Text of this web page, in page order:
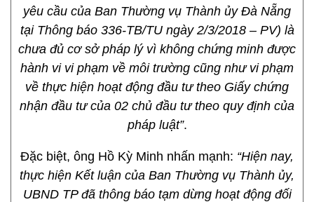
yêu cầu của Ban Thường vụ Thành ủy Đà Nẵng
tại Thông báo 336-TB/TU ngày 2/3/2018 – PV) là
chưa đủ cơ sở pháp lý vì không chứng minh được
hành vi vi phạm về môi trường cũng như vi phạm
về thực hiện hoạt động đầu tư theo Giấy chứng
nhận đầu tư của 02 chủ đầu tư theo quy định của
pháp luật”.
Đặc biệt, ông Hồ Kỳ Minh nhấn mạnh: “Hiện nay,
thực hiện Kết luận của Ban Thường vụ Thành ủy,
UBND TP đã thông báo tạm dừng hoạt động đối